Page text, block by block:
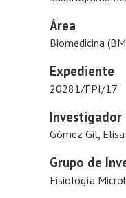
Área
Biomedicina
Expediente
20281/FPI/17
Investigador
Gómez Gil, Elisa
Grupo de
Fisiología